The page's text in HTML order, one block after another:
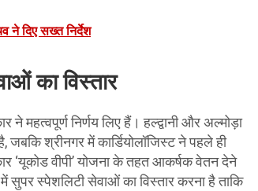
दिए सख्त निर्देश
का विस्तार
महत्वपूर्ण निर्णय लिए हैं। हल्द्वानी और अल्मोड़ा
श्रीनगर में कार्डियोलॉजिस्ट ने पहले ही
‘यूकोड वीपी’ योजना के तहत आकर्षक वेतन देने
सुपर स्पेशलिटी सेवाओं का विस्तार करना है ताकि